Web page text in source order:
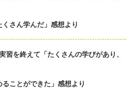
くさん学んだ」感想より
習を終えて「たくさんの学びがあり、
ることができた」感想より